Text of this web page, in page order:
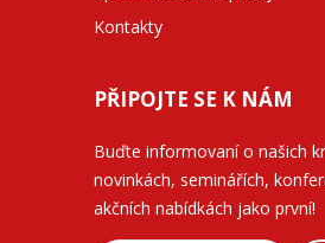
Kontakty
PŘIPOJTE SE K NÁM
Buďte informovaní o našich
novinkách, seminářích,
akčních nabídkách jako první!